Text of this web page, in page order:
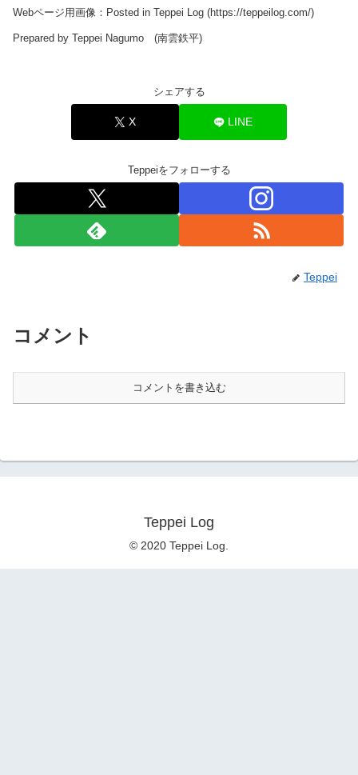
Webページ用画像：Posted in Teppei Log (https://teppeilog.com/)
Prepared by Teppei Nagumo (南雲鉄平)
シェアする
X LINE
Teppeiをフォローする
Teppei
コメント
コメントを書き込む
Teppei Log
© 2020 Teppei Log.